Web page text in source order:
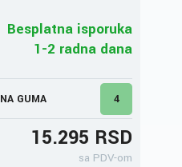
Besplatna isporuka
1-2 radna dana
GUMA 4
15.295 RSD
sa PDV-om